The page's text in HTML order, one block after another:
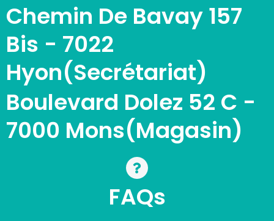
Chemin De Bavay 157
Bis - 7022
Hyon(Secrétariat)
Boulevard Dolez 52 C -
7000 Mons(magasin)
FAQs